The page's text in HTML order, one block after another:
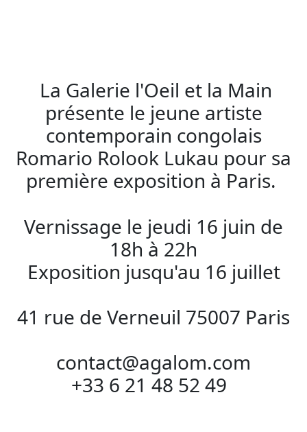
La Galerie l'Oeil et la Main
présente le jeune artiste
contemporain congolais
Romario Rolook Lukau pour sa
première exposition à Paris.
Vernissage le jeudi 16 juin de
18h à 22h
Exposition jusqu'au 16 juillet
41 rue de Verneuil 75007 Paris
contact@agalom.com
+33 6 21 48 52 49